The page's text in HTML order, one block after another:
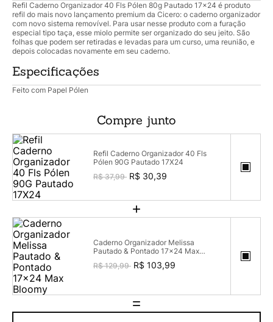
Refil Caderno Organizador 40 Fls Pólen 80g Pautado 17x24 é produto
refil do mais novo lançamento premium da Cicero: o caderno organizador
com novo sistema removível. Para usar nesse produto com a furação
especial tipo taça, esse miolo permite ser organizado do seu jeito. São
folhas que podem ser retiradas e levadas para um curso, uma reunião, e
depois colocadas novamente em seu caderno.
Especificações
Feito com Papel Pólen
Compre junto
Refil Caderno Organizador 40 Fls
Pólen 90G Pautado 17X24
R$ 37,99 R$ 30,39
+
Caderno Organizador Melissa
Pautado & Pontado 17x24 Max
R$ 129,99 R$ 103,99
=